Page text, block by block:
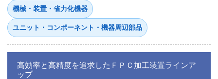
機械・装置・省力化機器
ユニット・コンポーネント・機器周辺部品
高効率と高精度を追求したＦＰＣ加工装置ラインア
ップ